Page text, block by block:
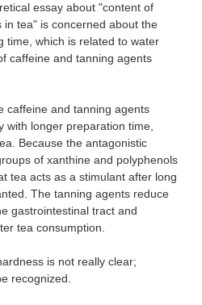
essay about "content of
tea" is concerned about the
time, which is related to water
caffeine and tanning agents
caffeine and tanning agents
with longer preparation time,
Because the antagonistic
of xanthine and polyphenols
tea acts as a stimulant after long
The tanning agents reduce
gastrointestinal tract and
tea consumption.
is not really clear;
recognized.